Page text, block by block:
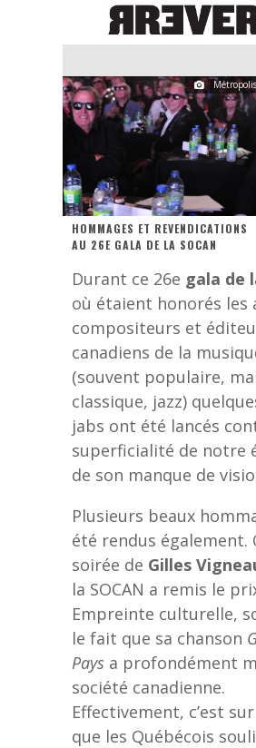
HOMMAGES ET REVENDICATIONS
AU 26E GALA DE LA SOCAN
Durant ce 26e gala de
où étaient honorés les
compositeurs et
canadiens de la
(souvent populaire,
classique, jazz)
jabs ont été lancés
superficialité de notre
de son manque de
Plusieurs beaux
été rendus également.
soirée de Gilles
la SOCAN a remis le
Empreinte culturelle,
le fait que sa chanson
Pays a profondément
société canadienne.
Effectivement, c’est
que les Québécois